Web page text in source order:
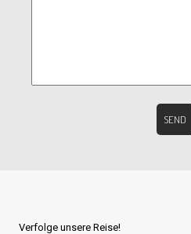
Verfolge unsere Reise!